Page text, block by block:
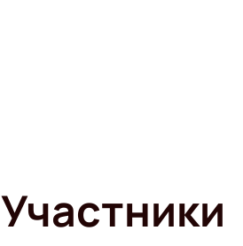
Участники